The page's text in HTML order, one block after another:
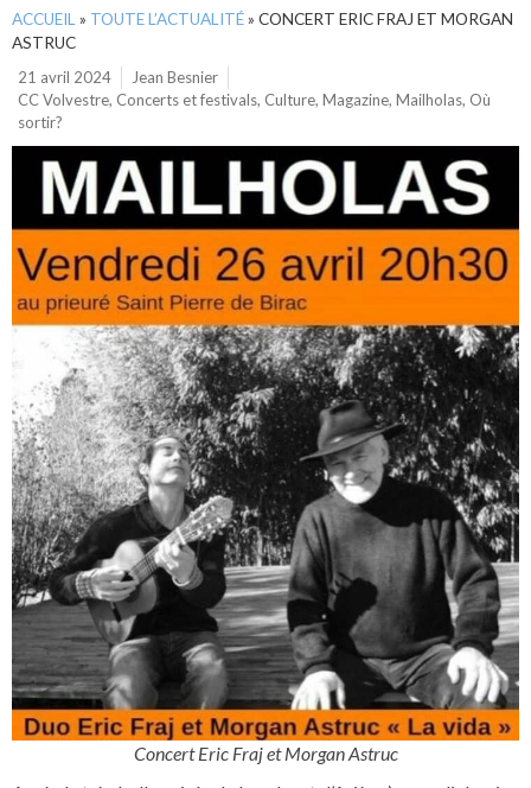
ACCUEIL » TOUTE L’ACTUALITÉ» CONCERT ERIC FRAJ ET MORGAN
ASTRUC
21 avril 2024
Jean Besnier
CC Volvestre, Concerts et festivals, Culture, Magazine, Mailholas, Où
sortir?
Concert Eric Fraj et Morgan Astruc